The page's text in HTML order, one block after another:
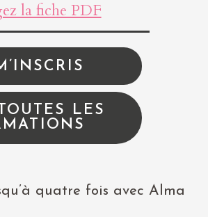
la fiche PDF
LES
quatre fois avec Alma